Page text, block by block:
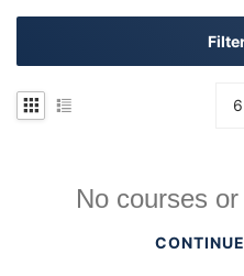
No courses